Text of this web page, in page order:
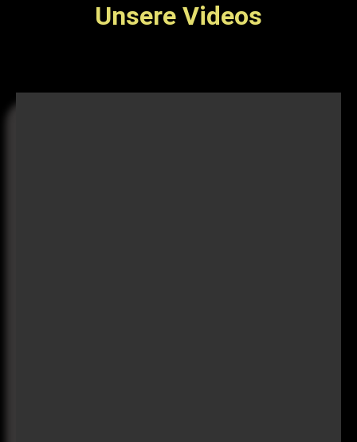
Unsere Videos